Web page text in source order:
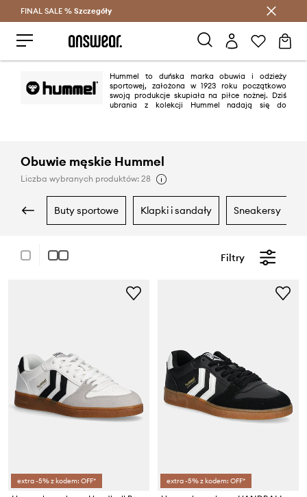
Oszczędzaj z Answear Club >
FINAL SALE % Szczegóły
Hummel to duńska marka obuwia i odzieży
sportowej, założona w 1923 roku początkowo
swoją produkcje skupiała na piłce nożnej. Dziś
ubrania z kolekcji Hummel nadają się do
Obuwie męskie Hummel
Liczba wybranych produktów: 28
buty sportowe klapki i sandały sneakersy
Filtry
extra -5% z kodem: OFF* extra -5% z kodem: OFF*